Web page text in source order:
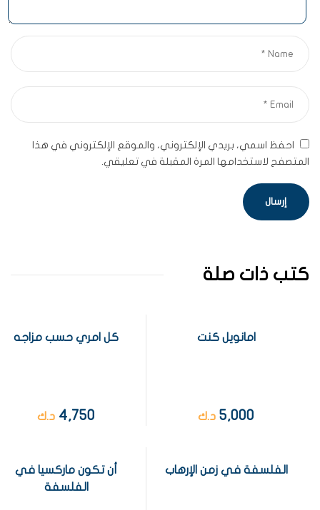
احفظ اسمي، بريدي الإلكتروني، والموقع الإلكتروني في هذا
المتصفح لاستخدامها المرة المقبلة في تعليقي.
كتب ذات صلة
امانويل كنت
5,000 د.ك
كل امري حسب مزاجه
4,750 د.ك
الفلسفة في زمن الإرهاب
أن تكون ماركسيا في
الفلسفة